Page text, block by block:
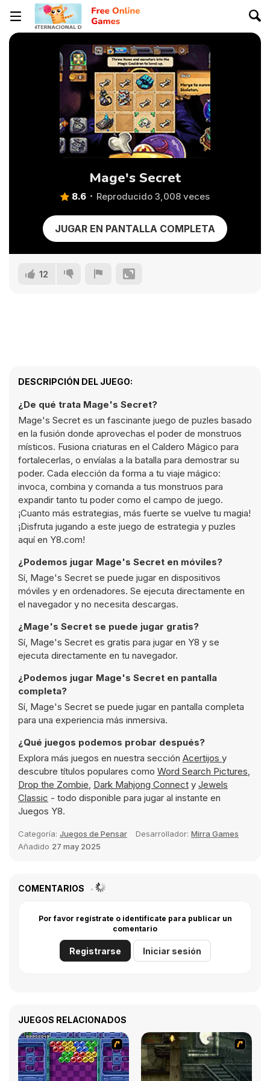
Mage's Secret
8.6 Reproducido 3,008 veces
JUGAR EN PANTALLA COMPLETA
12
DESCRIPCIÓN DEL JUEGO:
¿De qué trata Mage's Secret?
Mage's Secret es un fascinante juego de puzles basado
en la fusión donde aprovechas el poder de monstruos
místicos. Fusiona criaturas en el Caldero Mágico para
fortalecerlas, o envíalas a la batalla para demostrar su
poder. Cada elección da forma a tu viaje mágico:
invoca, combina y comanda a tus monstruos para
expandir tanto tu poder como el campo de juego.
¡Cuanto más estrategias, más fuerte se vuelve tu magia!
¡Disfruta jugando a este juego de estrategia y puzles
aquí en Y8.com!
¿Podemos jugar Mage's Secret en móviles?
Sí, Mage's Secret se puede jugar en dispositivos
móviles y en ordenadores. Se ejecuta directamente en
el navegador y no necesita descargas.
¿Mage's Secret se puede jugar gratis?
Sí, Mage's Secret es gratis para jugar en Y8 y se
ejecuta directamente en tu navegador.
¿Podemos jugar Mage's Secret en pantalla
completa?
Sí, Mage's Secret se puede jugar en pantalla completa
para una experiencia más inmersiva.
¿Qué juegos podemos probar después?
Explora más juegos en nuestra sección Acertijos y
descubre títulos populares como Word Search Pictures,
Drop the Zombie, Dark Mahjong Connect y Jewels
Classic - todo disponible para jugar al instante en
Juegos Y8.
Categoría: Juegos de Pensar Desarrollador: Mirra Games
Añadido 27 may 2025
COMENTARIOS
Por favor regístrate o identifícate para publicar un
comentario
Registrarse Iniciar sesión
JUEGOS RELACIONADOS